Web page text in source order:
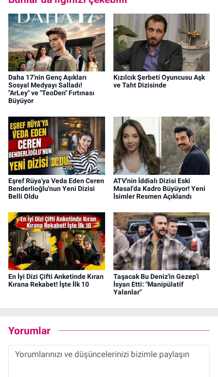
Daha 17'nin Genç Aşıkları
Sosyal Medyayı Salladı!
"ArLey" ve "TeoDen" Fırtınası
Büyüyor
Kızılcık Şerbeti Oyuncusu Aşk
ve Taht Dizisinde
Eşref Rüya'ya Veda Eden Ceren
Benderlioğlu'nun Yeni Dizisi
Belli Oldu
ATV'nin İddialı Dizisi Eski
Masal'da Kadro Büyüyor! Yeni
İsimler Resmen Açıklandı
En İyi Dizi Çifti Anketinde Kıran
Kırana Rekabet! İşte İlk 10
Taşacak Bu Deniz'in Gezep'i
İsyan Etti: "Manipülatif
Yalanlar"
Yorumlar